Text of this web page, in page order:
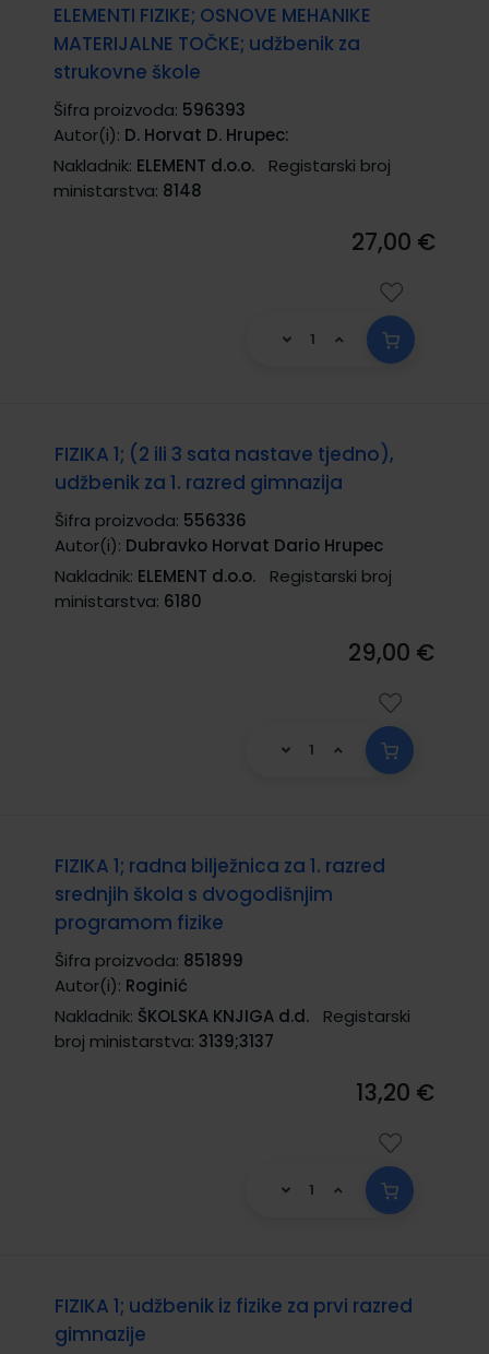
ELEMENTI FIZIKE; OSNOVE MEHANIKE
MATERIJALNE TOČKE; udžbenik za
strukovne škole
Šifra proizvoda: 596393
Autor(i): D. Horvat D. Hrupec:
Nakladnik: ELEMENT d.o.o.
Registarski broj
ministarstva: 8148
27,00 €
FIZIKA 1; (2 ili 3 sata nastave tjedno),
udžbenik za 1. razred gimnazija
Šifra proizvoda: 556336
Autor(i): Dubravko Horvat Dario Hrupec
Nakladnik: ELEMENT d.o.o.
Registarski broj
ministarstva: 6180
29,00 €
FIZIKA 1; radna bilježnica za 1. razred
srednjih škola s dvogodišnjim
programom fizike
Šifra proizvoda: 851899
Autor(i): Roginić
Nakladnik: ŠKOLSKA KNJIGA d.d.
Registarski
broj ministarstva: 3139;3137
13,20 €
FIZIKA 1; udžbenik iz fizike za prvi razred
gimnazije